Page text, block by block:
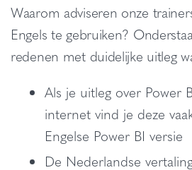
Waarom adviseren onze
Engels te gebruiken?
redenen met duidelijke uitleg
Als je uitleg over Power
internet vind je deze
Engelse Power BI versie
De Nederlandse